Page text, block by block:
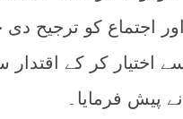
اجتماع کو ترجیح دی
اختیار کر کے
پیش فرمایا۔